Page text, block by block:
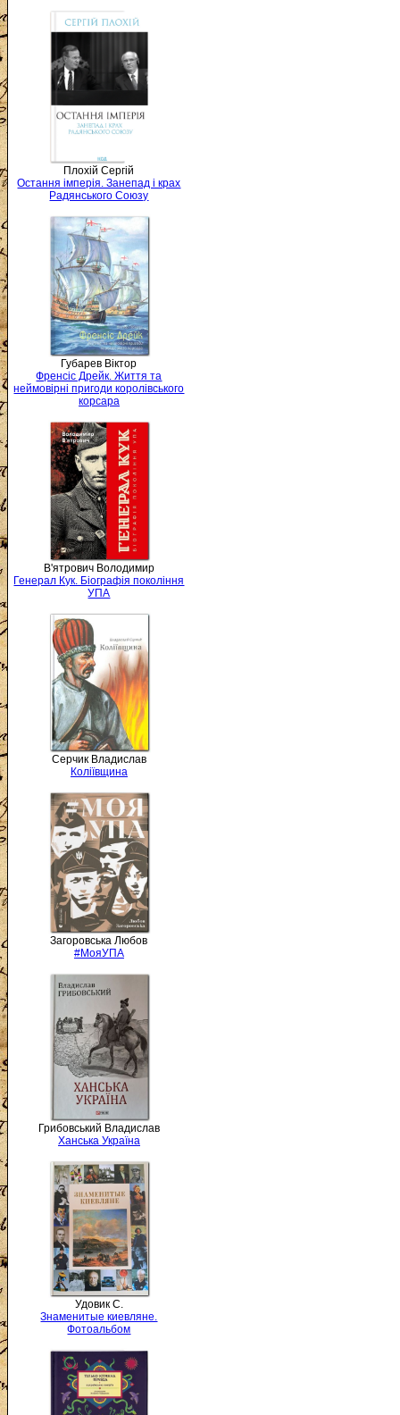
Плохій Сергій
Остання імперія. Занепад і крах
Радянського Союзу
Губарев Віктор
Френсіс Дрейк. Життя та
неймовірні пригоди королівського
корсара
В'ятрович Володимир
Генерал Кук. Біографія покоління
УПА
Серчик Владислав
Коліївщина
Загоровська Любов
#МояУПА
Грибовський Владислав
Ханська Україна
Удовик С.
Знаменитые киевляне.
Фотоальбом